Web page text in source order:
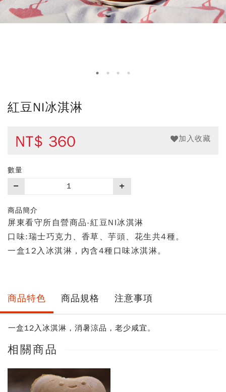
紅豆NI冰淇淋
NT$ 360 加入收藏
數量
買
數
量
商品簡介
屏東看守所自營商品-紅豆NI冰淇淋
口味:瑞士巧克力、香草、芋頭、花生共4種。
一盒12入冰淇淋，內含4種口味冰淇淋。
商品特色 商品規格 注意事項
一盒12入冰淇淋，消暑涼品，老少咸宜。
相關商品